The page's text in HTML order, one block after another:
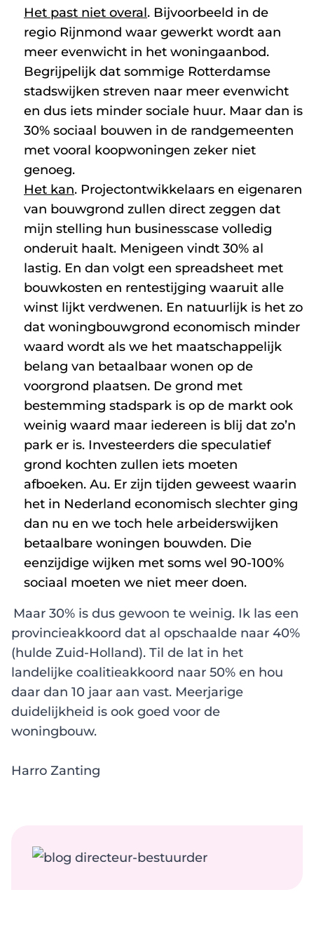
Het past niet overal. Bijvoorbeeld in de
regio Rijnmond waar gewerkt wordt aan
meer evenwicht in het woningaanbod.
Begrijpelijk dat sommige Rotterdamse
stadswijken streven naar meer evenwicht
en dus iets minder sociale huur. Maar dan is
30% sociaal bouwen in de randgemeenten
met vooral koopwoningen zeker niet
genoeg.
Het kan. Projectontwikkelaars en eigenaren
van bouwgrond zullen direct zeggen dat
mijn stelling hun businesscase volledig
onderuit haalt. Menigeen vindt 30% al
lastig. En dan volgt een spreadsheet met
bouwkosten en rentestijging waaruit alle
winst lijkt verdwenen. En natuurlijk is het zo
dat woningbouwgrond economisch minder
waard wordt als we het maatschappelijk
belang van betaalbaar wonen op de
voorgrond plaatsen. De grond met
bestemming stadspark is op de markt ook
weinig waard maar iedereen is blij dat zo’n
park er is. Investeerders die speculatief
grond kochten zullen iets moeten
afboeken. Au. Er zijn tijden geweest waarin
het in Nederland economisch slechter ging
dan nu en we toch hele arbeiderswijken
betaalbare woningen bouwden. Die
eenzijdige wijken met soms wel 90-100%
sociaal moeten we niet meer doen.
Maar 30% is dus gewoon te weinig. Ik las een
provincieakkoord dat al opschaalde naar 40%
(hulde Zuid-Holland). Til de lat in het
landelijke coalitieakkoord naar 50% en hou
daar dan 10 jaar aan vast. Meerjarige
duidelijkheid is ook goed voor de
woningbouw.
Harro Zanting